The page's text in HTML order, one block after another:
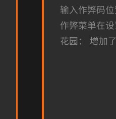
输入作弊码
作弊菜单在设
花园： 增加